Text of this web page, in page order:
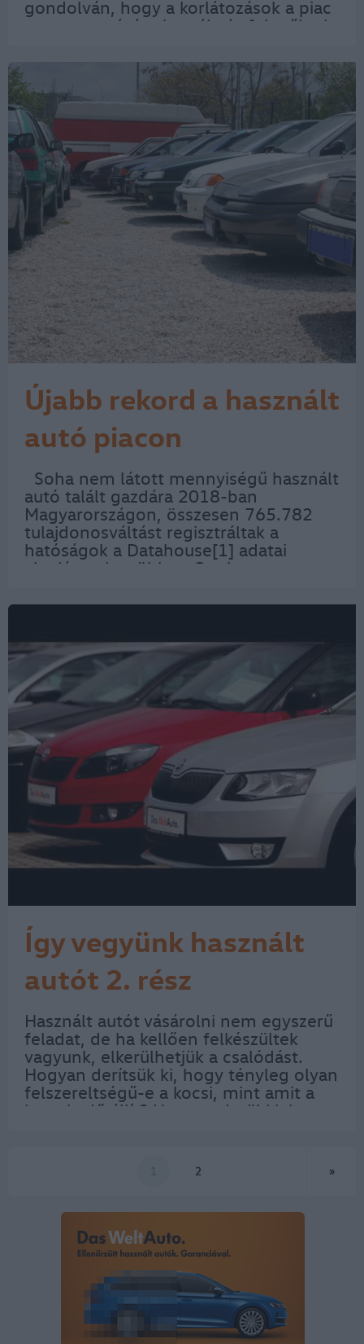
gondolván, hogy a korlátozások a piac
megtorpanását okozzák, és felgyűlnek
nincsenek eladatlan készletek
Magyarországon, sőt…
Újabb rekord a használt
autó piacon
Soha nem látott mennyiségű használt
autó talált gazdára 2018-ban
Magyarországon, összesen 765.782
tulajdonosváltást regisztráltak a
hatóságok a Datahouse[1] adatai
alapján, a legtöbben Opelt,
országban. Idén jelentős változások
Így vegyünk használt
autót 2. rész
Használt autót vásárolni nem egyszerű
feladat, de ha kellően felkészültek
vagyunk, elkerülhetjük a csalódást.
Hogyan derítsük ki, hogy tényleg olyan
felszereltségű-e a kocsi, mint amit a
kereskedő állít? Hogyan derül ki, hogy
2 »